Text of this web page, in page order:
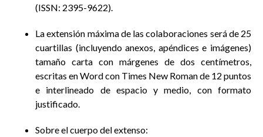
(ISSN: 2395-9622).
La extensión máxima de las colaboraciones será de 25
cuartillas (incluyendo anexos, apéndices e imágenes)
tamaño carta con márgenes de dos centímetros,
escritas en Word con Times New Roman de 12 puntos
e interlineado de espacio y medio, con formato
justificado.
Sobre el cuerpo del extenso: